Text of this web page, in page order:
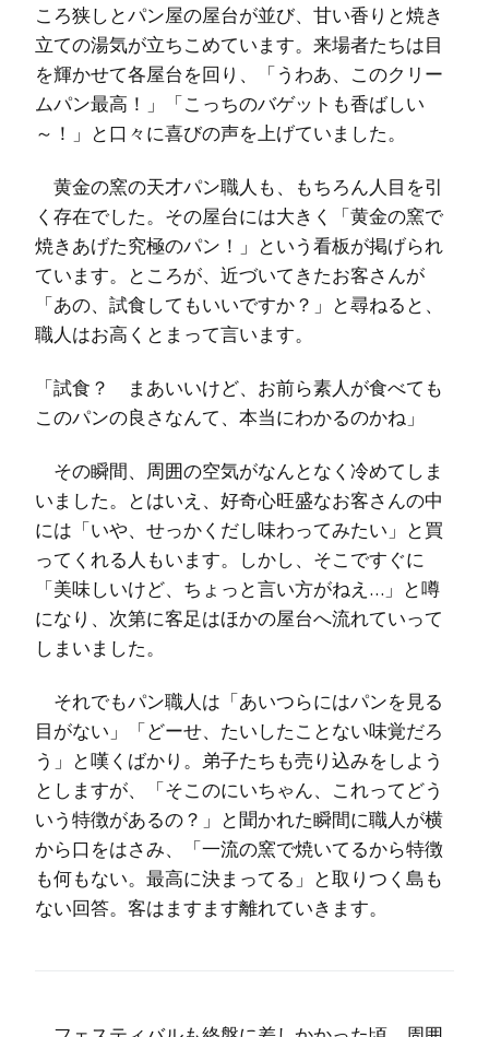
ころ狭しとパン屋の屋台が並び、甘い香りと焼き
立ての湯気が立ちこめています。来場者たちは目
を輝かせて各屋台を回り、「うわあ、このクリー
ムパン最高！」「こっちのバゲットも香ばしい
～！」と口々に喜びの声を上げていました。
黄金の窯の天才パン職人も、もちろん人目を引
く存在でした。その屋台には大きく「黄金の窯で
焼きあげた究極のパン！」という看板が掲げられ
ています。ところが、近づいてきたお客さんが
「あの、試食してもいいですか？」と尋ねると、
職人はお高くとまって言います。
「試食？ まあいいけど、お前ら素人が食べても
このパンの良さなんて、本当にわかるのかね」
その瞬間、周囲の空気がなんとなく冷めてしま
いました。とはいえ、好奇心旺盛なお客さんの中
には「いや、せっかくだし味わってみたい」と買
ってくれる人もいます。しかし、そこですぐに
「美味しいけど、ちょっと言い方がねえ…」と噂
になり、次第に客足はほかの屋台へ流れていって
しまいました。
それでもパン職人は「あいつらにはパンを見る
目がない」「どーせ、たいしたことない味覚だろ
う」と嘆くばかり。弟子たちも売り込みをしよう
としますが、「そこのにいちゃん、これってどう
いう特徴があるの？」と聞かれた瞬間に職人が横
から口をはさみ、「一流の窯で焼いてるから特徴
も何もない。最高に決まってる」と取りつく島も
ない回答。客はますます離れていきます。